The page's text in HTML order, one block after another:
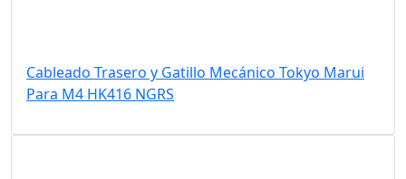
Cableado Trasero y Gatillo Mecánico Tokyo Marui
Para M4 HK416 NGRS